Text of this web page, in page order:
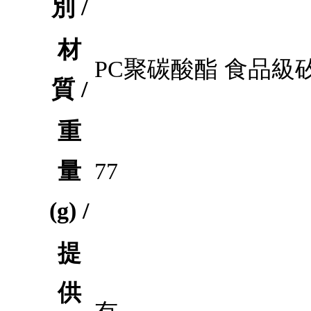
別 /
材
質 /
PC聚碳酸酯 食品級
重
量
(g) /
77
提
供